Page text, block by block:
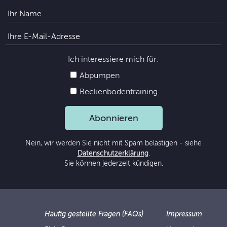
Ich interessiere mich für:
Abpumpen
Beckenbodentraining
Abonnieren
Nein, wir werden Sie nicht mit Spam belästigen - siehe
Datenschutzerklärung.
Sie können jederzeit kündigen.
Häufig gestellte Fragen (FAQs) Impressum